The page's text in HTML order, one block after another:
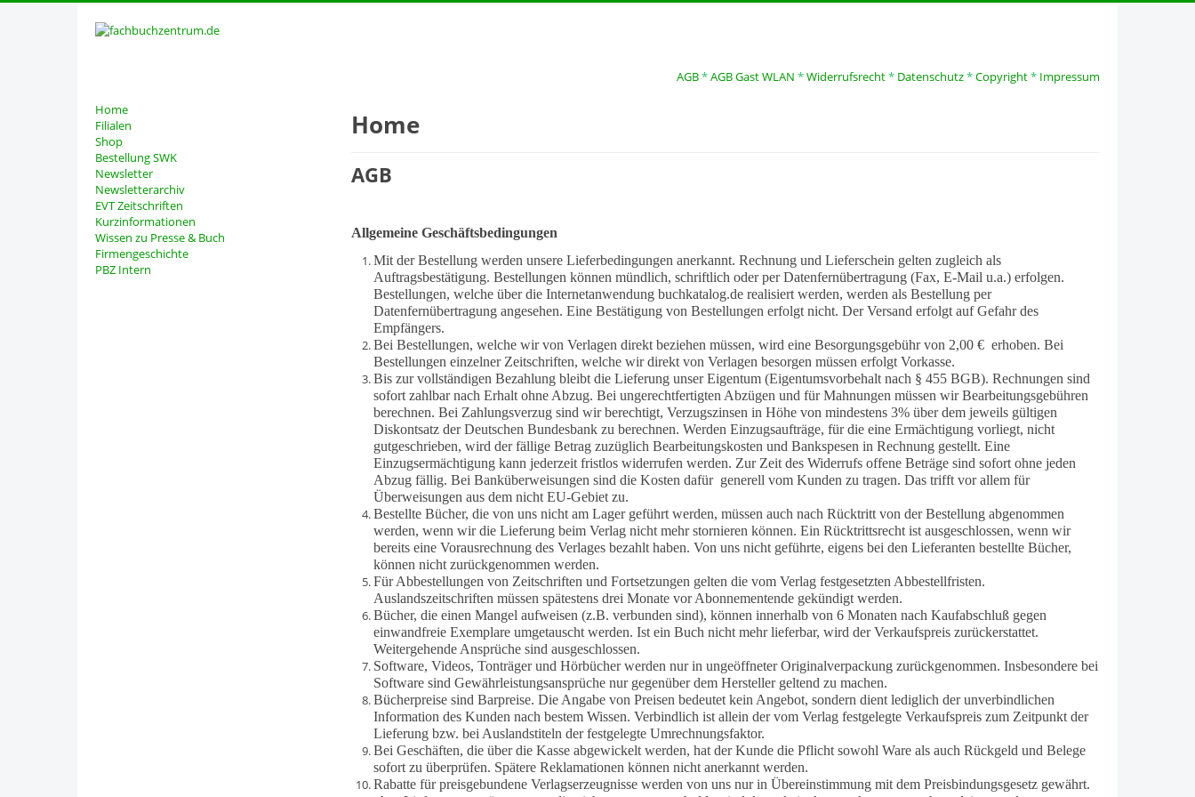
AGB*AGB Gast WLAN *Widerrufsrecht* Datenschutz*Copyright* Impressum
Home
Filialen
Shop
Bestellung SWK
Newsletter
Newsletterarchiv
EVT Zeitschriften
Kurzinformationen
Wissen zu Presse & Buch
Firmengeschichte
PBZ Intern
Home
AGB
Allgemeine Geschäftsbedingungen
Mit der Bestellung werden unsere Lieferbedingungen anerkannt. Rechnung und Lieferschein gelten zugleich als
Auftragsbestätigung. Bestellungen können mündlich, schriftlich oder per Datenfernübertragung (Fax, E-Mail u.a.) erfolgen.
Bestellungen, welche über die Internetanwendung buchkatalog.de realisiert werden, werden als Bestellung per
Datenfernübertragung angesehen. Eine Bestätigung von Bestellungen erfolgt nicht. Der Versand erfolgt auf Gefahr des
Empfängers.
Bei Bestellungen, welche wir von Verlagen direkt beziehen müssen, wird eine Besorgungsgebühr von 2,00 € erhoben. Bei
Bestellungen einzelner Zeitschriften, welche wir direkt von Verlagen besorgen müssen erfolgt Vorkasse.
Bis zur vollständigen Bezahlung bleibt die Lieferung unser Eigentum (Eigentumsvorbehalt nach § 455 BGB). Rechnungen sind
sofort zahlbar nach Erhalt ohne Abzug. Bei ungerechtfertigten Abzügen und für Mahnungen müssen wir Bearbeitungsgebühren
berechnen. Bei Zahlungsverzug sind wir berechtigt, Verzugszinsen in Höhe von mindestens 3% über dem jeweils gültigen
Diskontsatz der Deutschen Bundesbank zu berechnen. Werden Einzugsaufträge, für die eine Ermächtigung vorliegt, nicht
gutgeschrieben, wird der fällige Betrag zuzüglich Bearbeitungskosten und Bankspesen in Rechnung gestellt. Eine
Einzugsermächtigung kann jederzeit fristlos widerrufen werden. Zur Zeit des Widerrufs offene Beträge sind sofort ohne jeden
Abzug fällig. Bei Banküberweisungen sind die Kosten dafür generell vom Kunden zu tragen. Das trifft vor allem für
Überweisungen aus dem nicht EU-Gebiet zu.
Bestellte Bücher, die von uns nicht am Lager geführt werden, müssen auch nach Rücktritt von der Bestellung abgenommen
werden, wenn wir die Lieferung beim Verlag nicht mehr stornieren können. Ein Rücktrittsrecht ist ausgeschlossen, wenn wir
bereits eine Vorausrechnung des Verlages bezahlt haben. Von uns nicht geführte, eigens bei den Lieferanten bestellte Bücher,
können nicht zurückgenommen werden.
Für Abbestellungen von Zeitschriften und Fortsetzungen gelten die vom Verlag festgesetzten Abbestellfristen.
Auslandszeitschriften müssen spätestens drei Monate vor Abonnementende gekündigt werden.
Bücher, die einen Mangel aufweisen (z.B. verbunden sind), können innerhalb von 6 Monaten nach Kaufabschluß gegen
einwandfreie Exemplare umgetauscht werden. Ist ein Buch nicht mehr lieferbar, wird der Verkaufspreis zurückerstattet.
Weitergehende Ansprüche sind ausgeschlossen.
Software, Videos, Tonträger und Hörbücher werden nur in ungeöffneter Originalverpackung zurückgenommen. Insbesondere bei
Software sind Gewährleistungsansprüche nur gegenüber dem Hersteller geltend zu machen.
Bücherpreise sind Barpreise. Die Angabe von Preisen bedeutet kein Angebot, sondern dient lediglich der unverbindlichen
Information des Kunden nach bestem Wissen. Verbindlich ist allein der vom Verlag festgelegte Verkaufspreis zum Zeitpunkt der
Lieferung bzw. bei Auslandstiteln der festgelegte Umrechnungsfaktor.
Bei Geschäften, die über die Kasse abgewickelt werden, hat der Kunde die Pflicht sowohl Ware als auch Rückgeld und Belege
sofort zu überprüfen. Spätere Reklamationen können nicht anerkannt werden.
Rabatte für preisgebundene Verlagserzeugnisse werden von uns nur in Übereinstimmung mit dem Preisbindungsgesetz gewährt.